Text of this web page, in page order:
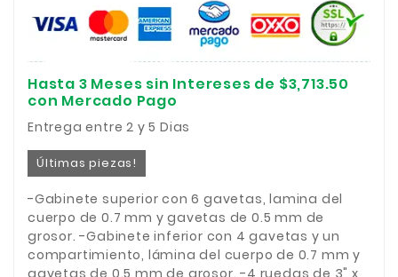
Hasta 3 Meses sin Intereses de $3,713.50
con Mercado Pago
Entrega entre 2 y 5 Dias
Últimas piezas!
-Gabinete superior con 6 gavetas, lamina del
cuerpo de 0.7 mm y gavetas de 0.5 mm de
grosor. -Gabinete inferior con 4 gavetas y un
compartimiento, lámina del cuerpo de 0.7 mm y